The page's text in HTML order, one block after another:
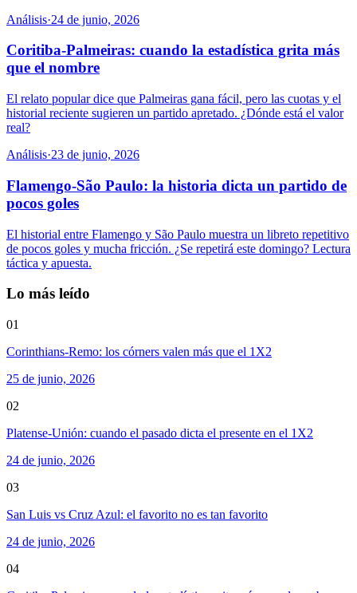
Análisis·24 de junio, 2026
Coritiba-Palmeiras: cuando la estadística grita más
que el nombre
El relato popular dice que Palmeiras gana fácil, pero las cuotas y el
historial reciente sugieren un partido apretado. ¿Dónde está el valor
real?
Análisis·23 de junio, 2026
Flamengo-São Paulo: la historia dicta un partido de
pocos goles
El historial entre Flamengo y São Paulo muestra un libreto repetitivo
de pocos goles y mucha fricción. ¿Se repetirá este domingo? Lectura
táctica y apuesta.
Lo más leído
01
Corinthians-Remo: los córners valen más que el 1X2
25 de junio, 2026
02
Platense-Unión: cuando el pasado dicta el presente en el 1X2
24 de junio, 2026
03
San Luis vs Cruz Azul: el favorito no es tan favorito
24 de junio, 2026
04